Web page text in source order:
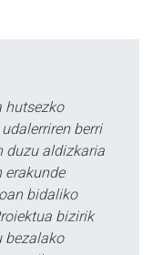
hutsezko
berri
duzu aldizkaria
erakunde
bidaliko
bizirik
bezalako